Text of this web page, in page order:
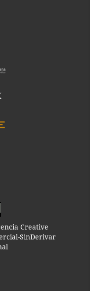
Creative
SinDerivar